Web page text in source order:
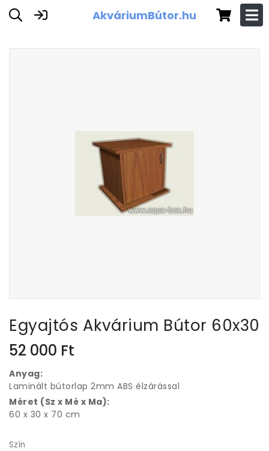
AkváriumBútor.hu
Egyajtós Akvárium Bútor 60x30
52 000 Ft
Anyag:
Laminált bútorlap 2mm ABS élzárással
Méret (Sz x Mé x Ma):
60 x 30 x 70 cm
Szín